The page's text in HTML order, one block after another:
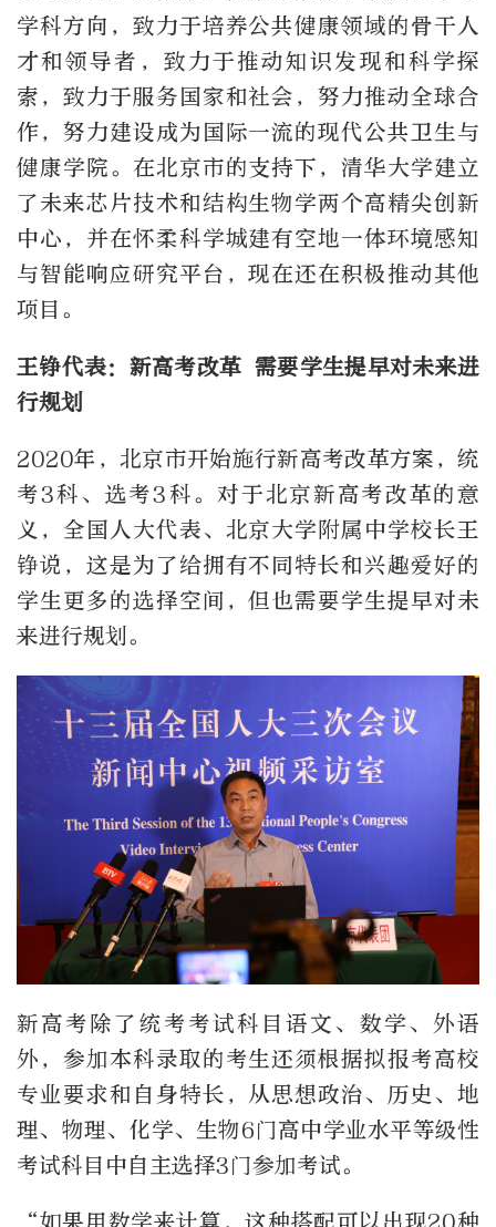
学科方向，致力于培养公共健康领域的骨干人
才和领导者，致力于推动知识发现和科学探
索，致力于服务国家和社会，努力推动全球合
作，努力建设成为国际一流的现代公共卫生与
健康学院。在北京市的支持下，清华大学建立
了未来芯片技术和结构生物学两个高精尖创新
中心，并在怀柔科学城建有空地一体环境感知
与智能响应研究平台，现在还在积极推动其他
项目。
王铮代表：新高考改革 需要学生提早对未来进
行规划
2020年，北京市开始施行新高考改革方案，统
考3科、选考3科。对于北京新高考改革的意
义，全国人大代表、北京大学附属中学校长王
铮说，这是为了给拥有不同特长和兴趣爱好的
学生更多的选择空间，但也需要学生提早对未
来进行规划。
新高考除了统考考试科目语文、数学、外语
外，参加本科录取的考生还须根据拟报考高校
专业要求和自身特长，从思想政治、历史、地
理、物理、化学、生物6门高中学业水平等级性
考试科目中自主选择3门参加考试。